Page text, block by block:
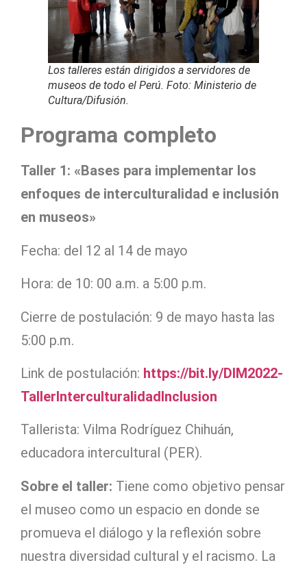
Los talleres están dirigidos a servidores de
museos de todo el Perú. Foto: Ministerio de
Cultura/Difusión.
Programa completo
Taller 1: «Bases para implementar los
enfoques de interculturalidad e inclusión
en museos»
Fecha: del 12 al 14 de mayo
Hora: de 10: 00 a.m. a 5:00 p.m.
Cierre de postulación: 9 de mayo hasta las
5:00 p.m.
Link de postulación: https://bit.ly/DIM2022-
TallerInterculturalidadInclusion
Tallerista: Vilma Rodríguez Chihuán,
educadora intercultural (PER).
Sobre el taller: Tiene como objetivo pensar
el museo como un espacio en donde se
promueva el diálogo y la reflexión sobre
nuestra diversidad cultural y el racismo. La